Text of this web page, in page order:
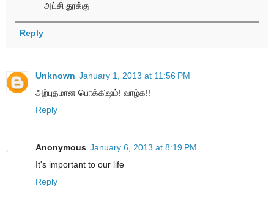
அட்சி தூக்கு
Reply
Unknown January 1, 2013 at 11:56 PM
அற்புதமான பொக்கிஷம்! வாழ்க!!
Reply
Anonymous January 6, 2013 at 8:19 PM
It's important to our life
Reply